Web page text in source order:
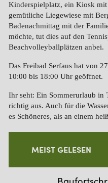
Kinderspielplatz, ein Kiosk
gemütliche Liegewiese mit
Badenachmittag mit der
möchte, tut dies auf den
Beachvolleyballplätzen anbei.
Das Freibad Serfaus hat von
10:00 bis 18:00 Uhr geöffnet.
Ihr seht: Ein Sommerurlaub in
richtig aus. Auch für die
es Schöneres, als an einem
MEIST GELESEN